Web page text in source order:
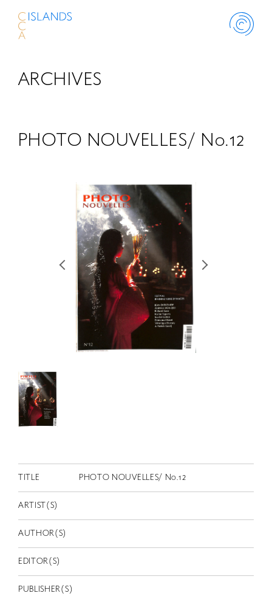
ABOUT
SCHOLARSHIP
RETRACE
コンサート
出版物
動画
JP
EN
ARCHIVES
PHOTO NOUVELLES/ No.12
TITLE PHOTO NOUVELLES/ No.12
ARTIST(S)
AUTHOR(S)
EDITOR(S)
PUBLISHER(S)